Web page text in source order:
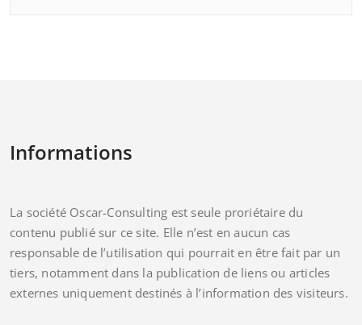
Informations
La société Oscar-Consulting est seule proriétaire du
contenu publié sur ce site. Elle n’est en aucun cas
responsable de l’utilisation qui pourrait en être fait par un
tiers, notamment dans la publication de liens ou articles
externes uniquement destinés à l’information des visiteurs.